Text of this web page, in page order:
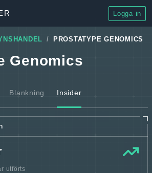
Logga in
PROSTATYPE GENOMICS
Genomics
Blankning Insider
utförts